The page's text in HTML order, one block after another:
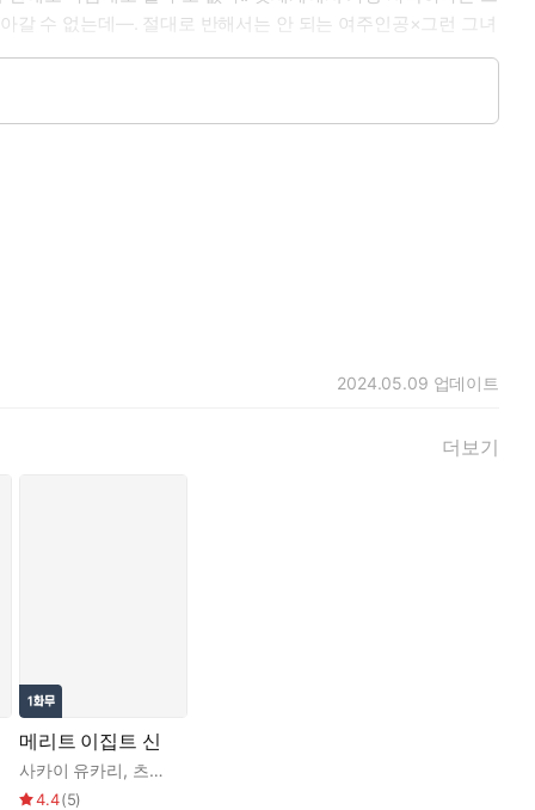
갈 수 없는데―. 절대로 반해서는 안 되는 여주인공×그런 그녀
2024.05.09 업데이트
더보기
메리트 이집트 신
사카이 유카리, 츠야마 후유
4.4(5)